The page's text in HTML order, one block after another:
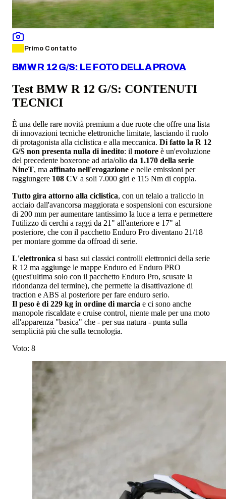
Primo Contatto
BMW R 12 G/S: LE FOTO DELLA PROVA
Test BMW R 12 G/S: CONTENUTI
TECNICI
È una delle rare novità premium a due ruote che offre una lista
di innovazioni tecniche elettroniche limitate, lasciando il ruolo
di protagonista alla ciclistica e alla meccanica. Di fatto la R 12
G/S non presenta nulla di inedito: il motore è un'evoluzione
del precedente boxerone ad aria/olio da 1.170 della serie
NineT, ma affinato nell'erogazione e nelle emissioni per
raggiungere 108 CV a soli 7.000 giri e 115 Nm di coppia.
Tutto gira attorno alla ciclistica, con un telaio a traliccio in
acciaio dall'avancorsa maggiorata e sospensioni con escursione
di 200 mm per aumentare tantissimo la luce a terra e permettere
l'utilizzo di cerchi a raggi da 21" all'anteriore e 17" al
posteriore, che con il pacchetto Enduro Pro diventano 21/18
per montare gomme da offroad di serie.
L'elettronica si basa sui classici controlli elettronici della serie
R 12 ma aggiunge le mappe Enduro ed Enduro PRO
(quest'ultima solo con il pacchetto Enduro Pro, scusate la
ridondanza del termine), che permette la disattivazione di
traction e ABS al posteriore per fare enduro serio.
Il peso è di 229 kg in ordine di marcia e ci sono anche
manopole riscaldate e cruise control, niente male per una moto
all'apparenza "basica" che - per sua natura - punta sulla
semplicità più che sulla tecnologia.
Voto: 8